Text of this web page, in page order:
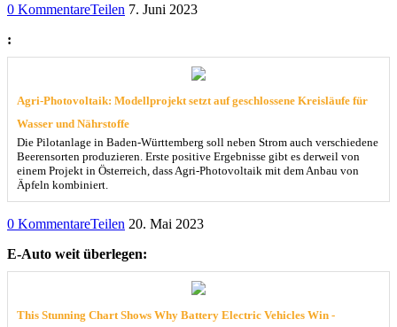
0 KommentareTeilen 7. Juni 2023
:
Agri-Photovoltaik: Modellprojekt setzt auf geschlossene Kreisläufe für
Wasser und Nährstoffe
Die Pilotanlage in Baden-Württemberg soll neben Strom auch verschiedene
Beerensorten produzieren. Erste positive Ergebnisse gibt es derweil von
einem Projekt in Österreich, dass Agri-Photovoltaik mit dem Anbau von
Äpfeln kombiniert.
0 KommentareTeilen 20. Mai 2023
E-Auto weit überlegen:
This Stunning Chart Shows Why Battery Electric Vehicles Win -